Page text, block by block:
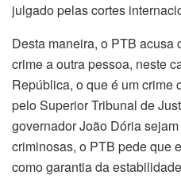
julgado pelas cortes
Desta maneira, o PTB acusa
crime a outra pessoa, neste
República, o que é um crime
pelo Superior Tribunal de
governador João Dória
criminosas, o PTB pede que
como garantia da